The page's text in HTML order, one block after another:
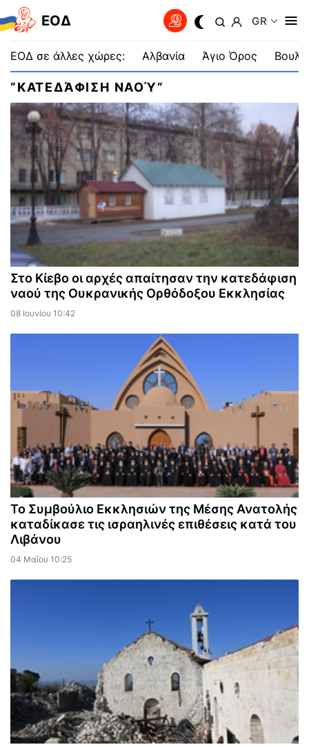
EOΔ GR
ΕΟΔ σε άλλες χώρες: Αλβανία Άγιο Όρος
“ΚΑΤΕΔΆΦΙΣΗ ΝΑΟΎ”
Στο Κίεβο οι αρχές απαίτησαν την κατεδάφιση
ναού της Ουκρανικής Ορθόδοξου Εκκλησίας
08 Ιουνίου 10:42
Το Συμβούλιο Εκκλησιών της Μέσης Ανατολής
καταδίκασε τις ισραηλινές επιθέσεις κατά του
Λιβάνου
04 Μαΐου 10:25